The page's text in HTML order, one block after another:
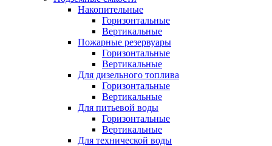
Накопительные
Горизонтальные
Вертикальные
Пожарные резервуары
Горизонтальные
Вертикальные
Для дизельного топлива
Горизонтальные
Вертикальные
Для питьевой воды
Горизонтальные
Вертикальные
Для технической воды